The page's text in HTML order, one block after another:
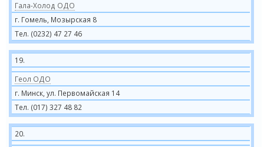
Гала-Холод ОДО
г. Гомель, Мозырская 8
Тел. (0232) 47 27 46
19.
Геол ОДО
г. Минск, ул. Первомайская 14
Тел. (017) 327 48 82
20.